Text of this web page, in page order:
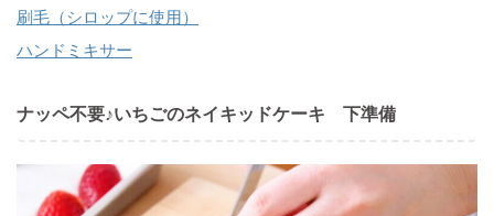
刷毛（シロップに使用）
ハンドミキサー
ナッペ不要♪いちごのネイキッドケーキ 下準備